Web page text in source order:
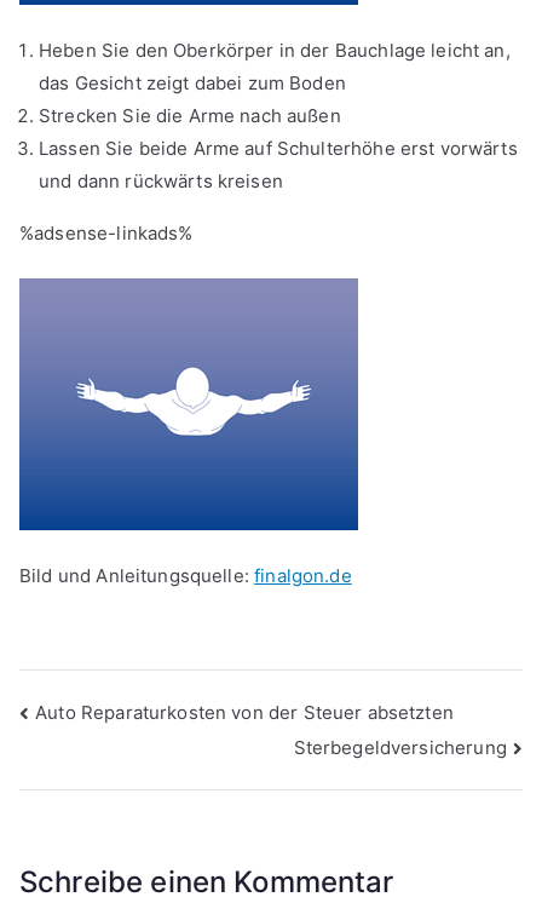
Heben Sie den Oberkörper in der Bauchlage leicht an,
das Gesicht zeigt dabei zum Boden
Strecken Sie die Arme nach außen
Lassen Sie beide Arme auf Schulterhöhe erst vorwärts
und dann rückwärts kreisen
%adsense-linkads%
Bild und Anleitungsquelle:finalgon.de
Beitragsnavigation
Auto Reparaturkosten von der Steuer absetzten
Sterbegeldversicherung
Schreibe einen Kommentar